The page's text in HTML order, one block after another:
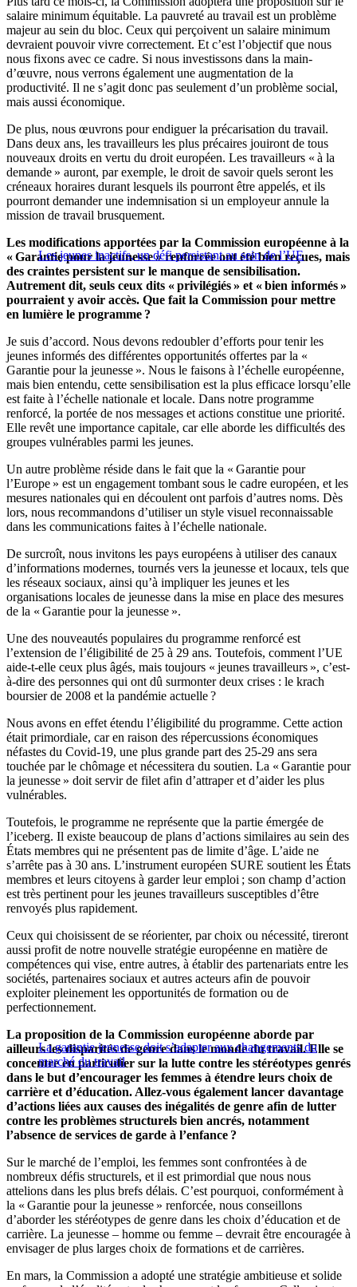
salaire minimum équitable. La pauvreté au travail est un problème
majeur au sein du bloc. Ceux qui perçoivent un salaire minimum
devraient pouvoir vivre correctement. Et c’est l’objectif que nous
nous fixons avec ce cadre. Si nous investissons dans la main-
d’œuvre, nous verrons également une augmentation de la
productivité. Il ne s’agit donc pas seulement d’un problème social,
mais aussi économique.
De plus, nous œuvrons pour endiguer la précarisation du travail.
Dans deux ans, les travailleurs les plus précaires jouiront de tous
nouveaux droits en vertu du droit européen. Les travailleurs « à la
demande » auront, par exemple, le droit de savoir quels seront les
créneaux horaires durant lesquels ils pourront être appelés, et ils
pourront demander une indemnisation si un employeur annule la
mission de travail brusquement.
Les jeunes inactifs, un défi persistant au sein de l’UE
Les modifications apportées par la Commission européenne à la
« Garantie pour la jeunesse » renforcée ont été bien reçues, mais
des craintes persistent sur le manque de sensibilisation.
Autrement dit, seuls ceux dits « privilégiés » et « bien informés »
pourraient y avoir accès. Que fait la Commission pour mettre
en lumière le programme ?
Je suis d’accord. Nous devons redoubler d’efforts pour tenir les
jeunes informés des différentes opportunités offertes par la «
Garantie pour la jeunesse ». Nous le faisons à l’échelle européenne,
mais bien entendu, cette sensibilisation est la plus efficace lorsqu’elle
est faite à l’échelle nationale et locale. Dans notre programme
renforcé, la portée de nos messages et actions constitue une priorité.
Elle revêt une importance capitale, car elle aborde les difficultés des
groupes vulnérables parmi les jeunes.
Un autre problème réside dans le fait que la « Garantie pour
l’Europe » est un engagement tombant sous le cadre européen, et les
mesures nationales qui en découlent ont parfois d’autres noms. Dès
lors, nous recommandons d’utiliser un style visuel reconnaissable
dans les communications faites à l’échelle nationale.
De surcroît, nous invitons les pays européens à utiliser des canaux
d’informations modernes, tournés vers la jeunesse et locaux, tels que
les réseaux sociaux, ainsi qu’à impliquer les jeunes et les
organisations locales de jeunesse dans la mise en place des mesures
de la « Garantie pour la jeunesse ».
Une des nouveautés populaires du programme renforcé est
l’extension de l’éligibilité de 25 à 29 ans. Toutefois, comment l’UE
aide-t-elle ceux plus âgés, mais toujours « jeunes travailleurs », c’est-
à-dire des personnes qui ont dû surmonter deux crises : le krach
boursier de 2008 et la pandémie actuelle ?
Nous avons en effet étendu l’éligibilité du programme. Cette action
était primordiale, car en raison des répercussions économiques
néfastes du Covid-19, une plus grande part des 25-29 ans sera
touchée par le chômage et nécessitera du soutien. La « Garantie pour
la jeunesse » doit servir de filet afin d’attraper et d’aider les plus
vulnérables.
Toutefois, le programme ne représente que la partie émergée de
l’iceberg. Il existe beaucoup de plans d’actions similaires au sein des
États membres qui ne présentent pas de limite d’âge. L’aide ne
s’arrête pas à 30 ans. L’instrument européen SURE soutient les États
membres et leurs citoyens à garder leur emploi ; son champ d’action
est très pertinent pour les jeunes travailleurs susceptibles d’être
renvoyés plus rapidement.
Ceux qui choisissent de se réorienter, par choix ou nécessité, tireront
aussi profit de notre nouvelle stratégie européenne en matière de
compétences qui vise, entre autres, à établir des partenariats entre les
sociétés, partenaires sociaux et autres acteurs afin de pouvoir
exploiter pleinement les opportunités de formation ou de
perfectionnement.
La garantie jeunesse doit s’adapter aux changements du
marché du travail
La proposition de la Commission européenne aborde par
ailleurs les disparités de genre dans le monde du travail. Elle se
concentre en particulier sur la lutte contre les stéréotypes genrés
dans le but d’encourager les femmes à étendre leurs choix de
carrière et d’éducation. Allez-vous également lancer davantage
d’actions liées aux causes des inégalités de genre afin de lutter
contre les problèmes structurels bien ancrés, notamment
l’absence de services de garde à l’enfance ?
Sur le marché de l’emploi, les femmes sont confrontées à de
nombreux défis structurels, et il est primordial que nous nous
attelions dans les plus brefs délais. C’est pourquoi, conformément à
la « Garantie pour la jeunesse » renforcée, nous conseillons
d’aborder les stéréotypes de genre dans les choix d’éducation et de
carrière. La jeunesse – homme ou femme – devrait être encouragée à
envisager de plus larges choix de formations et de carrières.
En mars, la Commission a adopté une stratégie ambitieuse et solide